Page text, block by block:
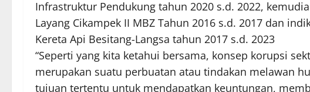
Infrastruktur Pendukung tahun 2020 s.d. 2022,
Layang Cikampek II MBZ Tahun 2016 s.d. 2017 dan
Kereta Api Besitang-Langsa tahun 2017 s.d. 2023
“Seperti yang kita ketahui bersama, konsep korupsi
merupakan suatu perbuatan atau tindakan melawan
tujuan tertentu untuk mendapatkan keuntungan,